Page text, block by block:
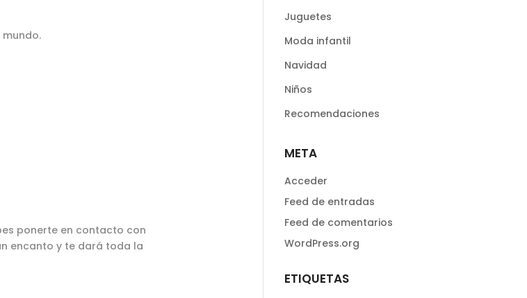
ponerte en contacto con
encanto y te dará toda la
Juguetes
Moda infantil
Navidad
Niños
Recomendaciones
META
Acceder
Feed de entradas
Feed de comentarios
WordPress.org
ETIQUETAS